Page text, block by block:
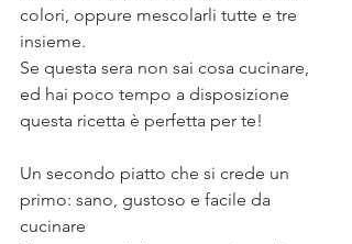
colori, oppure mescolarli tutte e tre
insieme.⠀
Se questa sera non sai cosa cucinare,
ed hai poco tempo a disposizione
questa ricetta è perfetta per te! ⠀
Un secondo piatto che si crede un
primo: sano, gustoso e facile da
cucinare⠀